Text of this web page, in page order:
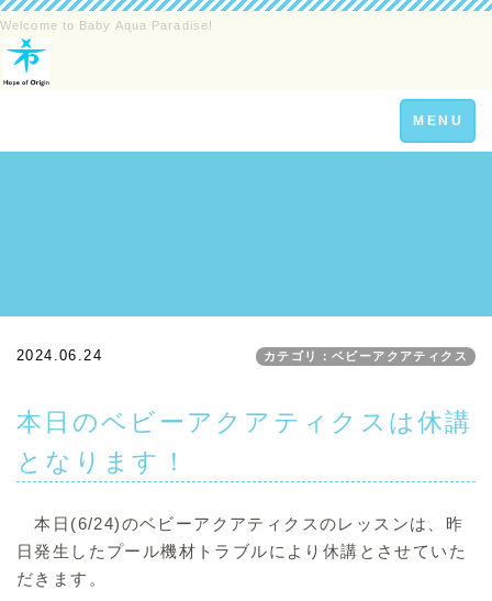
Welcome to Baby Aqua Paradise!
Toggle
navigation
MENU
2024.06.24 カテゴリ：ベビーアクアティクス
本日のベビーアクアティクスは休講
となります！
本日(6/24)のベビーアクアティクスのレッスンは、昨
日発生したプール機材トラブルにより休講とさせていた
だきます。